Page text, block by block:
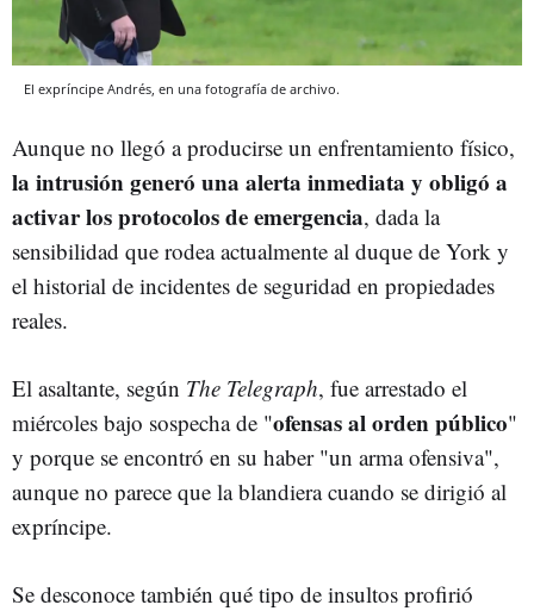
El expríncipe Andrés, en una fotografía de archivo.
Aunque no llegó a producirse un enfrentamiento físico,
la intrusión generó una alerta inmediata y obligó a
activar los protocolos de emergencia, dada la
sensibilidad que rodea actualmente al duque de York y
el historial de incidentes de seguridad en propiedades
reales.
El asaltante, según The Telegraph, fue arrestado el
miércoles bajo sospecha de "ofensas al orden público"
y porque se encontró en su haber "un arma ofensiva",
aunque no parece que la blandiera cuando se dirigió al
expríncipe.
Se desconoce también qué tipo de insultos profirió